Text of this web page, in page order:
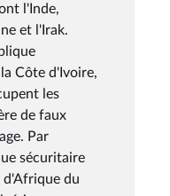
l'Inde,
et l'Irak.
Côte d'Ivoire,
les
de faux
Par
sécuritaire
d'Afrique du